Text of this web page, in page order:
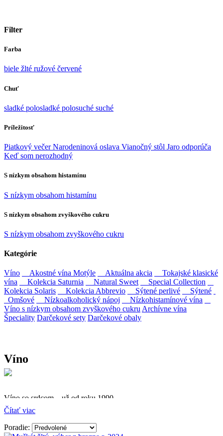
Filter
Farba
biele žlté ružové červené
Chuť
sladké polosladké polosuché suché
Príležitosť
Piatkový večerNarodeninová oslava Vianočný stôl Jaro odporúča
Keď som nerozhodný
S nízkym obsahom histamínu
S nízkym obsahom histamínu
S nízkym obsahom zvyškového cukru
S nízkym obsahom zvyškového cukru
Kategórie
Víno Akostné vína Motýle Aktuálna akcia
Tokajské klasické
vína
Kolekcia Saturnia Natural Sweet
Special Collection
Kolekcia Solaris
Kolekcia Abbrevio Sýtené perlivé
Sýtené
Omšové
Nízkoalkoholický nápoj
Nízkohistamínové vína
Víno s nízkym obsahom zvyškového cukru Archívne vína
Špeciality Darčekové sety Darčekové obaly
Víno
Víno so srdcom – už od roku 1990
Firma Ostrožovič je najstaršou privátnou firmou na
slovenskom Tokaji.
Čítať viac
Poradie: